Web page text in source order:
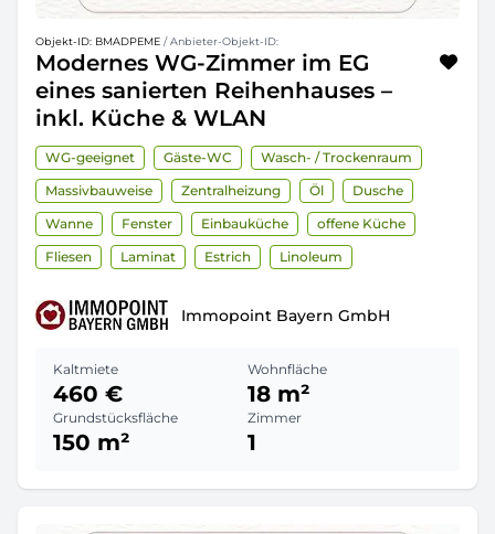
Objekt-ID: BMADPEME / Anbieter-Objekt-ID:
Modernes WG-Zimmer im EG
eines sanierten Reihenhauses –
inkl. Küche & WLAN
WG-geeignet Gäste-WC
Wasch- / Trockenraum
Massivbauweise
Zentralheizung Öl
Dusche
Wanne
Fenster Einbauküche
offene Küche
Fliesen
Laminat Estrich Linoleum
Immopoint Bayern GmbH
Kaltmiete
460 €
Wohnfläche
18 m²
Grundstücksfläche
150 m²
Zimmer
1